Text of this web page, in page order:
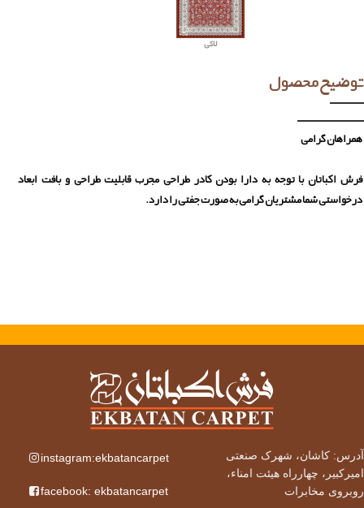
لاکی
توضیح محصول
همراهان گرامی
فرش اکباتان با توجه به دارا بودن کادر طراحی مجرب قابلیت طراحی و بافت ابعاد
درخواستی شما مشتریان گرامی به صورت جفتی را دارد.
آدرس: کاشان، شهرک صنعتی
امیرکبیر، چهارراه هیئت امناء،
روبروی مخابرات
instagram:ekbatancarpet
facebook: ekbatancarpet